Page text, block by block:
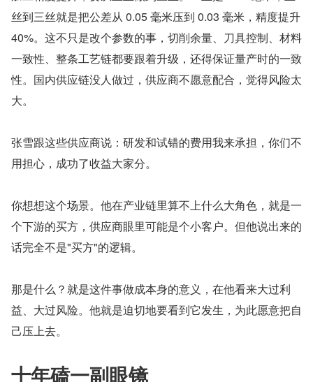
丝到三丝就是把公差从 0.05 毫米压到 0.03 毫米，精度提升
40%。这不只是改个参数的事，切削余量、刀具控制、材料
一致性、整条工艺链都要跟着升级，还得保证量产时的一致
性。国内供应链没人做过，供应商不愿意配合，觉得风险太
大。
张雪跟这些供应商说：研发和试错的费用我来承担，你们不
用担心，成功了收益大家分。
你想想这个场景。他在产业链里算不上什么大角色，就是一
个下游的买方，供应商眼里可能是个小客户。但他说出来的
话完全不是"买方"的逻辑。
那是什么？就是这件事做成本身的意义，在他看来大过利
益、大过风险。他就是迫切地要看到它发生，为此愿意把自
己压上去。
十年磕一副眼镜